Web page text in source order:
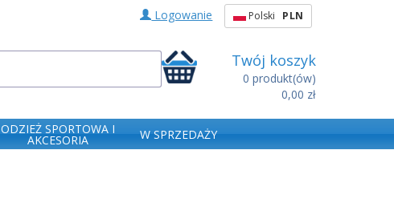
Logowanie Polski PLN
Twój koszyk
0 produkt(ów)
0,00 zł
ODZIEŻ SPORTOWA I
AKCESORIA
W SPRZEDAŻY